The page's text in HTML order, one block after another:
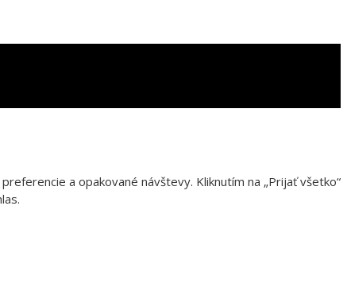
a opakované návštevy. Kliknutím na „Prijať všetko“